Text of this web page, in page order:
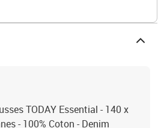
TODAY Essential - 140 x
- 100% Coton - Denim